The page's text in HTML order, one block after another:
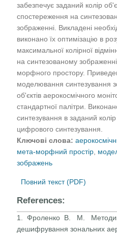
забезпечує заданий колір
спостереження на
зображенні. Викладені
виконано їх оптимізацію в
максимальної колірної
на синтезованому
морфного простору.
моделювання синтезування
об'єктів аерокосмічного
стандартної палітри.
синтезування в заданий
цифрового синтезування.
Ключові слова:
мета-морфний простір
зображень
Повний текст (PDF)
References:
1. Фроленко В. М.
дешифрування зональних